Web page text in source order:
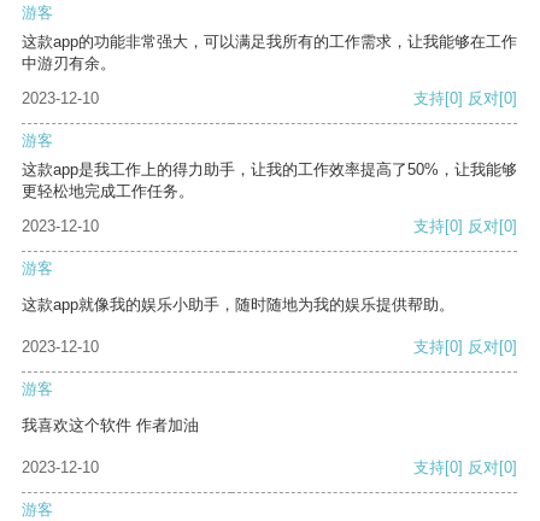
游客
这款app的功能非常强大，可以满足我所有的工作需求，让我能够在工作
中游刃有余。
2023-12-10
支持[0] 反对[0]
游客
这款app是我工作上的得力助手，让我的工作效率提高了50%，让我能够
更轻松地完成工作任务。
2023-12-10
支持[0] 反对[0]
游客
这款app就像我的娱乐小助手，随时随地为我的娱乐提供帮助。
2023-12-10 支持[0] 反对[0]
游客
我喜欢这个软件 作者加油
2023-12-10 支持[0] 反对[0]
游客